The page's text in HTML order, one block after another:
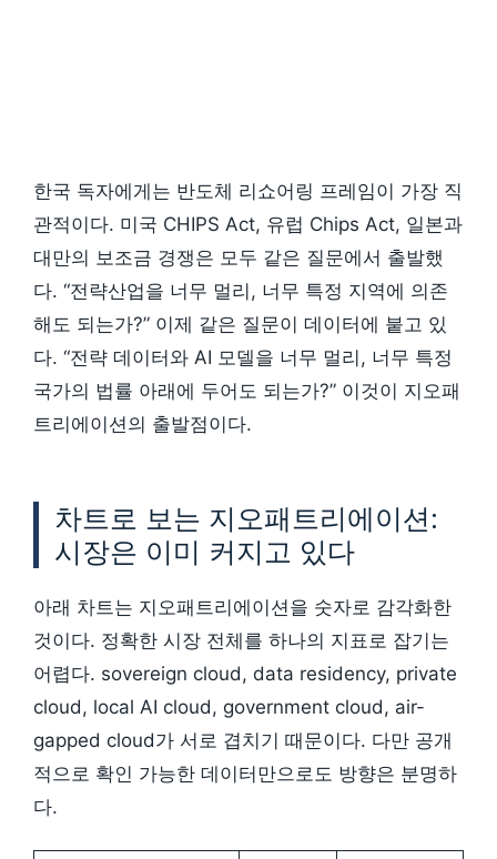
한국 독자에게는 반도체 리쇼어링 프레임이 가장 직
관적이다. 미국 CHIPS Act, 유럽 Chips Act, 일본과
대만의 보조금 경쟁은 모두 같은 질문에서 출발했
다. “전략산업을 너무 멀리, 너무 특정 지역에 의존
해도 되는가?” 이제 같은 질문이 데이터에 붙고 있
다. “전략 데이터와 AI 모델을 너무 멀리, 너무 특정
국가의 법률 아래에 두어도 되는가?” 이것이 지오패
트리에이션의 출발점이다.
차트로 보는 지오패트리에이션:
시장은 이미 커지고 있다
아래 차트는 지오패트리에이션을 숫자로 감각화한
것이다. 정확한 시장 전체를 하나의 지표로 잡기는
어렵다. sovereign cloud, data residency, private
cloud, local AI cloud, government cloud, air-
gapped cloud가 서로 겹치기 때문이다. 다만 공개
적으로 확인 가능한 데이터만으로도 방향은 분명하
다.